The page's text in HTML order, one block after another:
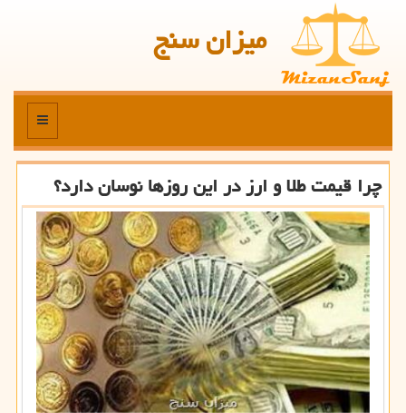
میزان سنج
منو
چرا قیمت طلا و ارز در این روزها نوسان دارد؟